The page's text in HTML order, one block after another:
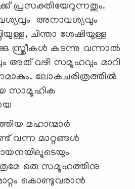
പ്രസക്തിയേറുന്നതും.
അനാവശ്യവും
ചിന്താ ശേഷിയുള്ള
സ്ത്രീകൾ കടന്നു വന്നാൽ
അത് വഴി സമൂഹവും മാറി
ലോകചരിത്രത്തിൽ
സാമൂഹിക
മഹാന്മാർ
മാറ്റങ്ങൾ
ഒരു സമൂഹത്തിനു
കൊണ്ടുവരാൻ